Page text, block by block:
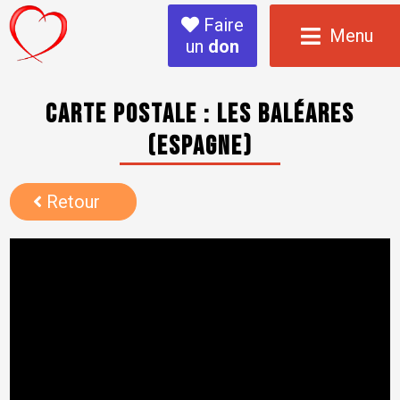
Faire
un don Menu
Carte postale : les Baléares
(Espagne)
Retour